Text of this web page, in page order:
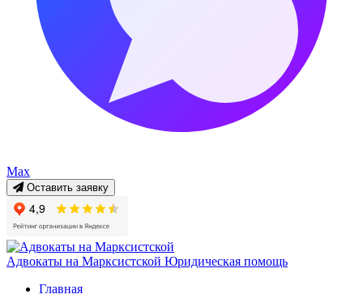
Max
Оставить заявку
Адвокаты на Марксистской Юридическая помощь
Главная